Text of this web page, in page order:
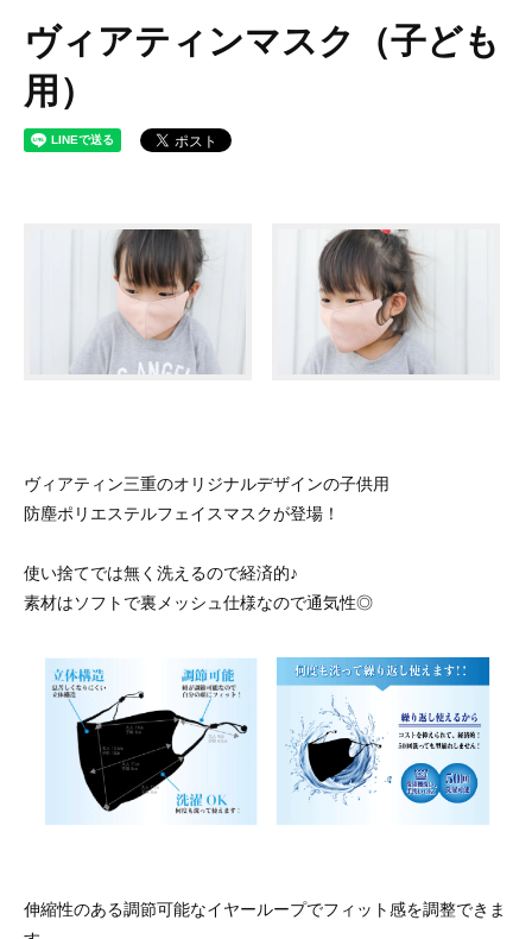
ヴィアティンマスク（子ども
用）
ヴィアティン三重のオリジナルデザインの子供用
防塵ポリエステルフェイスマスクが登場！
使い捨てでは無く洗えるので経済的♪
素材はソフトで裏メッシュ仕様なので通気性◎
伸縮性のある調節可能なイヤーループでフィット感を調整できま